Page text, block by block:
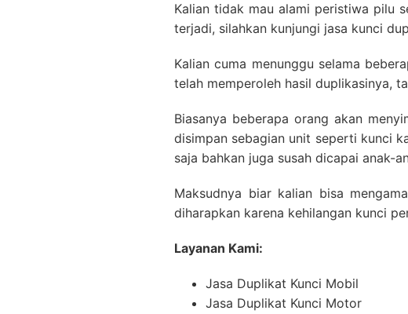
Kalian tidak mau alami peristiwa pilu
terjadi, silahkan kunjungi jasa kunci
Kalian cuma menunggu selama
telah memperoleh hasil duplikasinya,
Biasanya beberapa orang akan
disimpan sebagian unit seperti kunci
saja bahkan juga susah dicapai anak-
Maksudnya biar kalian bisa
diharapkan karena kehilangan kunci
Layanan Kami:
Jasa Duplikat Kunci Mobil
Jasa Duplikat Kunci Motor